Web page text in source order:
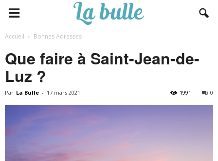
Accueil Bonnes Adresses
Que faire à Saint-Jean-de-
Luz ?
Par La Bulle - 17 mars 2021 0
1991